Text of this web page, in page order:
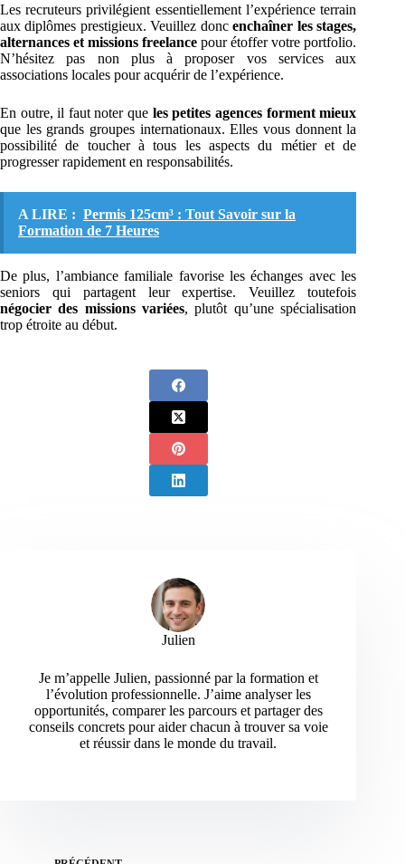
Les recruteurs privilégient essentiellement l’expérience terrain
aux diplômes prestigieux. Veuillez doncenchaîner les stages,
alternances et missions freelance pour étoffer votre portfolio.
N’hésitez pas non plus à proposer vos services aux
associations locales pour acquérir de l’expérience.
En outre, il faut noter que les petites agences forment mieux
que les grands groupes internationaux. Elles vous donnent la
possibilité de toucher à tous les aspects du métier et de
progresser rapidement en responsabilités.
A LIRE : Permis 125cm³ : Tout Savoir sur la
Formation de 7 Heures
De plus, l’ambiance familiale favorise les échanges avec les
seniors qui partagent leur expertise. Veuillez toutefois
négocier des missions variées, plutôt qu’une spécialisation
trop étroite au début.
Julien
Je m’appelle Julien, passionné par la formation et
l’évolution professionnelle. J’aime analyser les
opportunités, comparer les parcours et partager des
conseils concrets pour aider chacun à trouver sa voie
et réussir dans le monde du travail.